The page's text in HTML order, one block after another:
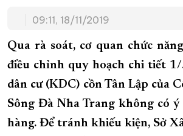
CHUNG TAY CẢI CÁCH HÀNH CHÍNH
XÂY DỰNG NÔNG THÔN MỚI LỊCH CẮT
TÀU - XE - MÁY BAY
KỶ NIỆM 370 NĂM XÂY DỰNG VÀ PHÁT
KHOẢNH KHẮC ĐẸP XỨ TRẦM
XÂY DỰNG KHÁNH HÒA TRỞ THÀNH
09:11, 18/11/2019
Qua rà soát, cơ quan chức
điều chỉnh quy hoạch chi tiết
dân cư (KDC) cồn Tân Lập của
Sông Đà Nha Trang không có ý
hàng. Để tránh khiếu kiện, Sở